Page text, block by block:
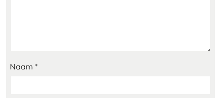
Naam *